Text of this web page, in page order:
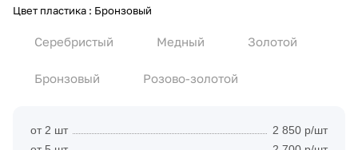
Цвет пластика : Бронзовый
Серебристый Медный Золотой
Бронзовый Розово-золотой
от 2 шт
2 850 р/шт